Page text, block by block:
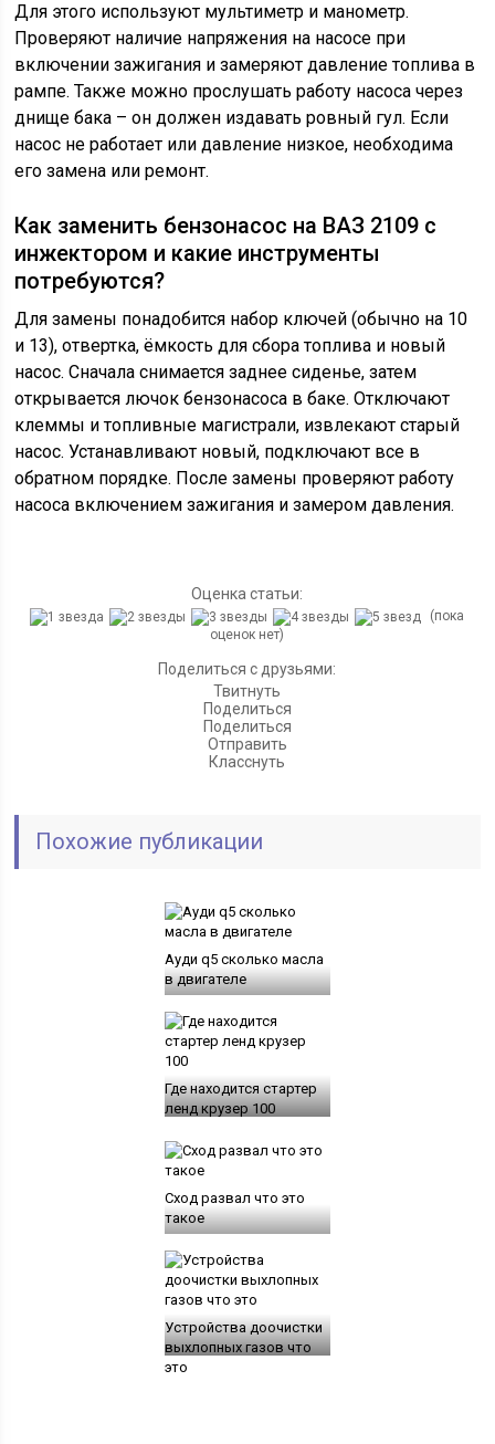
Для этого используют мультиметр и манометр.
Проверяют наличие напряжения на насосе при
включении зажигания и замеряют давление топлива в
рампе. Также можно прослушать работу насоса через
днище бака – он должен издавать ровный гул. Если
насос не работает или давление низкое, необходима
его замена или ремонт.
Как заменить бензонасос на ВАЗ 2109 с
инжектором и какие инструменты
потребуются?
Для замены понадобится набор ключей (обычно на 10
и 13), отвертка, ёмкость для сбора топлива и новый
насос. Сначала снимается заднее сиденье, затем
открывается лючок бензонасоса в баке. Отключают
клеммы и топливные магистрали, извлекают старый
насос. Устанавливают новый, подключают все в
обратном порядке. После замены проверяют работу
насоса включением зажигания и замером давления.
Оценка статьи:
(пока
оценок нет)
Поделиться с друзьями:
Твитнуть
Поделиться
Поделиться
Отправить
Класснуть
Похожие публикации
Ауди q5 сколько масла
в двигателе
Где находится стартер
ленд крузер 100
Сход развал что это
такое
Устройства доочистки
выхлопных газов что
это